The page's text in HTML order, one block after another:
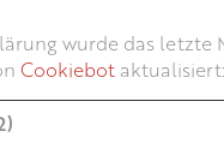
wurde das letzte
Cookiebotaktualisiert: